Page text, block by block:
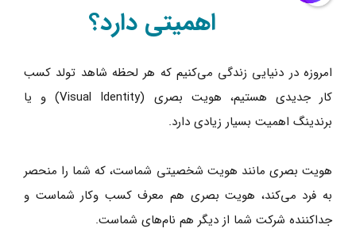
اهمیتی دارد؟
امروزه در دنیایی زندگی می‌کنیم که هر لحظه شاهد تولد کسب
کار جدیدی هستیم، هویت بصری (Visual Identity) و یا
برندینگ اهمیت بسیار زیادی دارد.
هویت بصری مانند هویت شخصیتی شماست، که شما را منحصر
به فرد می‌کند، هویت بصری هم معرف کسب وکار شماست و
جداکننده شرکت شما از دیگر هم نام‌های شماست.